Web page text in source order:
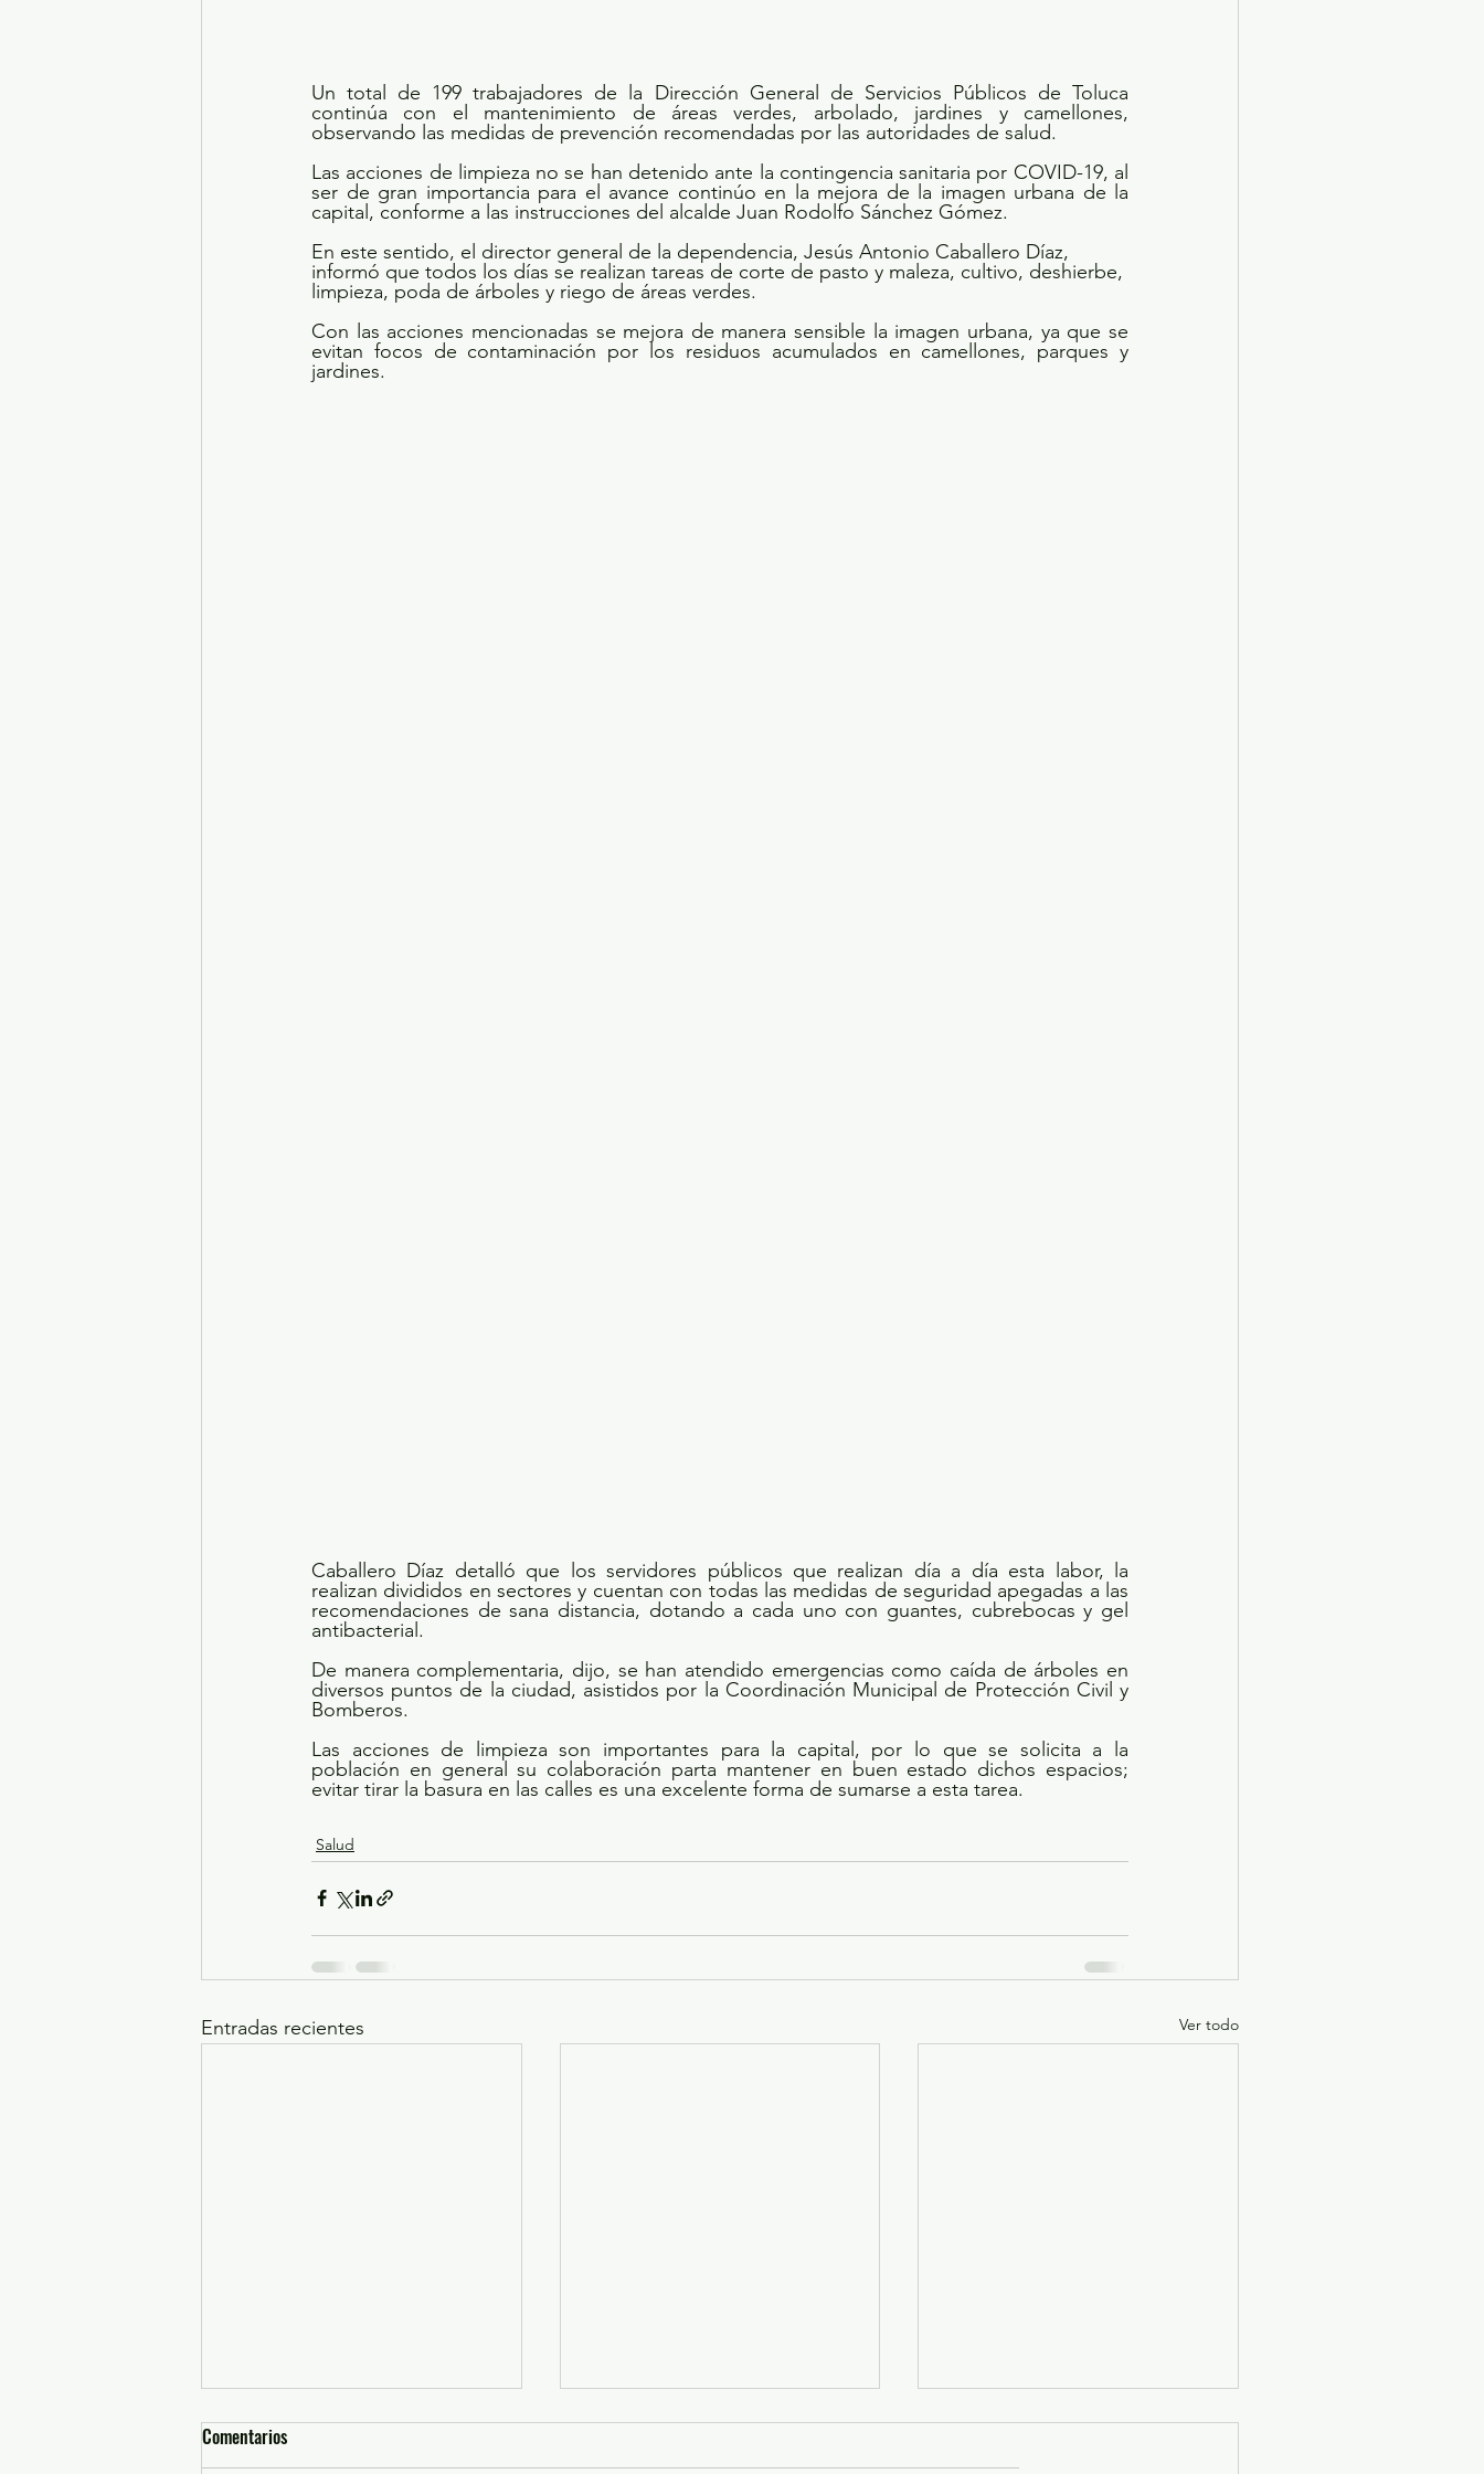
Un total de 199 trabajadores de la Dirección General de Servicios Públicos de Toluca
continúa con el mantenimiento de áreas verdes, arbolado, jardines y camellones,
observando las medidas de prevención recomendadas por las autoridades de salud.
Las acciones de limpieza no se han detenido ante la contingencia sanitaria por COVID-19, al
ser de gran importancia para el avance continúo en la mejora de la imagen urbana de la
capital, conforme a las instrucciones del alcalde Juan Rodolfo Sánchez Gómez.
En este sentido, el director general de la dependencia, Jesús Antonio Caballero Díaz,
informó que todos los días se realizan tareas de corte de pasto y maleza, cultivo, deshierbe,
limpieza, poda de árboles y riego de áreas verdes.
Con las acciones mencionadas se mejora de manera sensible la imagen urbana, ya que se
evitan focos de contaminación por los residuos acumulados en camellones, parques y
jardines.
Caballero Díaz detalló que los servidores públicos que realizan día a día esta labor, la
realizan divididos en sectores y cuentan con todas las medidas de seguridad apegadas a las
recomendaciones de sana distancia, dotando a cada uno con guantes, cubrebocas y gel
antibacterial.
De manera complementaria, dijo, se han atendido emergencias como caída de árboles en
diversos puntos de la ciudad, asistidos por la Coordinación Municipal de Protección Civil y
Bomberos.
Las acciones de limpieza son importantes para la capital, por lo que se solicita a la
población en general su colaboración parta mantener en buen estado dichos espacios;
evitar tirar la basura en las calles es una excelente forma de sumarse a esta tarea.
Salud
Entradas recientes Ver todo
Comentarios